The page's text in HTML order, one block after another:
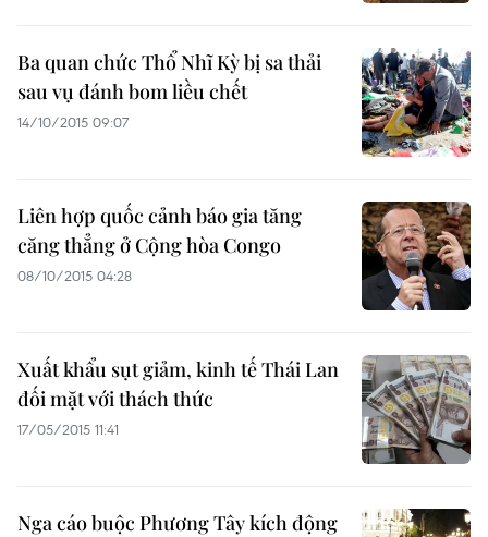
Ba quan chức Thổ Nhĩ Kỳ bị sa thải
sau vụ đánh bom liều chết
14/10/2015 09:07
Liên hợp quốc cảnh báo gia tăng
căng thẳng ở Cộng hòa Congo
08/10/2015 04:28
Xuất khẩu sụt giảm, kinh tế Thái Lan
đối mặt với thách thức
17/05/2015 11:41
Nga cáo buộc Phương Tây kích động